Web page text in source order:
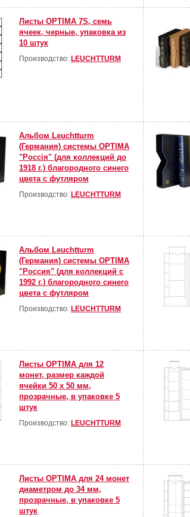
Листы OPTIMA 7S, семь
ячеек, черные, упаковка из
10 штук
Производство: LEUCHTTURM
Альбом Leuchtturm
(Германия) системы OPTIMA
"Россiя" (для коллекций до
1918 г.) благородного синего
цвета с футляром
Производство: LEUCHTTURM
Альбом Leuchtturm
(Германия) системы OPTIMA
"Россия" (для коллекций с
1992 г.) благородного синего
цвета с футляром
Производство: LEUCHTTURM
Листы OPTIMA для 12
монет, размер каждой
ячейки 50 х 50 мм,
прозрачные, в упаковке 5
штук
Производство: LEUCHTTURM
Листы OPTIMA для 24 монет
диаметром до 34 мм,
прозрачные, в упаковке 5
штук